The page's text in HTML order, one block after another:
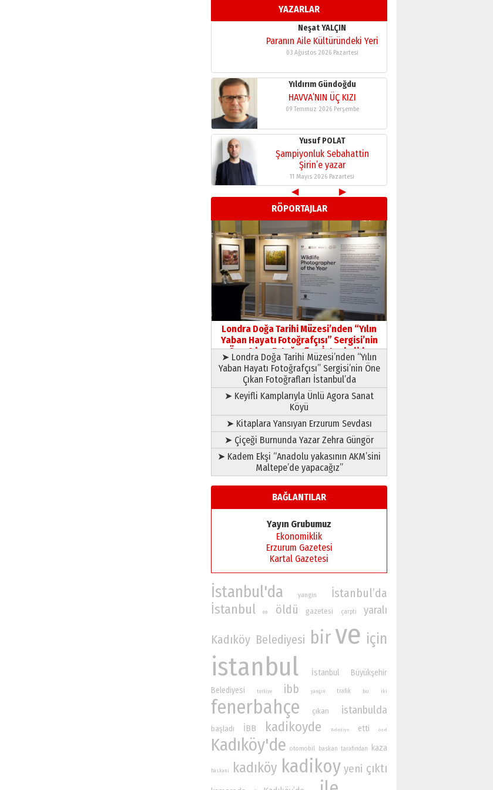
YAZARLAR
11 Mayıs 2026 Pazartesi
Neşat YALÇIN
Paranın Aile Kültüründeki Yeri
03 Ağustos 2026 Pazartesi
Yıldırım Gündoğdu
HAVVA’NIN ÜÇ KIZI
09 Temmuz 2026 Perşembe
Yusuf POLAT
Şampiyonluk Sebahattin
Şirin’e yazar
11 Mayıs 2026 Pazartesi
Neşat YALÇIN
Paranın Aile Kültüründeki Yeri
03 Ağustos 2026 Pazartesi
Yıldırım Gündoğdu
HAVVA’NIN ÜÇ KIZI
09 Temmuz 2026 Perşembe
Yusuf POLAT
Şampiyonluk Sebahattin
Şirin’e yazar
11 Mayıs 2026 Pazartesi
◀
▶
RÖPORTAJLAR
Londra Doğa Tarihi Müzesi’nden “Yılın
Yaban Hayatı Fotoğrafçısı” Sergisi’nin
Öne Çıkan Fotoğrafları İstanbul’da
➤ Londra Doğa Tarihi Müzesi’nden “Yılın
Yaban Hayatı Fotoğrafçısı” Sergisi’nin Öne
Çıkan Fotoğrafları İstanbul’da
➤ Keyifli Kamplarıyla Ünlü Agora Sanat
Köyü
➤ Kitaplara Yansıyan Erzurum Sevdası
➤ Çiçeği Burnunda Yazar Zehra Güngör
➤ Kadem Ekşi “Anadolu yakasının AKM’sini
Maltepe’de yapacağız”
BAĞLANTILAR
Yayın Grubumuz
Ekonomiklik
Erzurum Gazetesi
Kartal Gazetesi
İstanbul'da yangin İstanbul’da
İstanbul en öldü gazetesi çarptı yaralı
Kadıköy Belediyesi bir ve için
istanbul
İstanbul Büyükşehir
Belediyesi
turkiye ibb yangın trafik bu iki
fenerbahçe çıkan istanbulda
başladı İBB kadikoyde Belediye etti özel
Kadıköy'de otomobil baskan tarafından kaza
baskani kadıköy kadikoy yeni çıktı